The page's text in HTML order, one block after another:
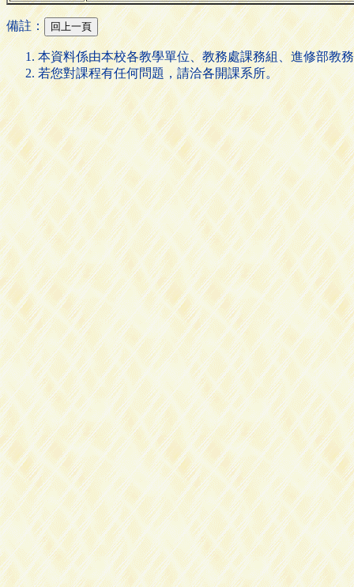
備註：
本資料係由本校各教學單位、教務處課務組、進修部教
若您對課程有任何問題，請洽各開課系所。